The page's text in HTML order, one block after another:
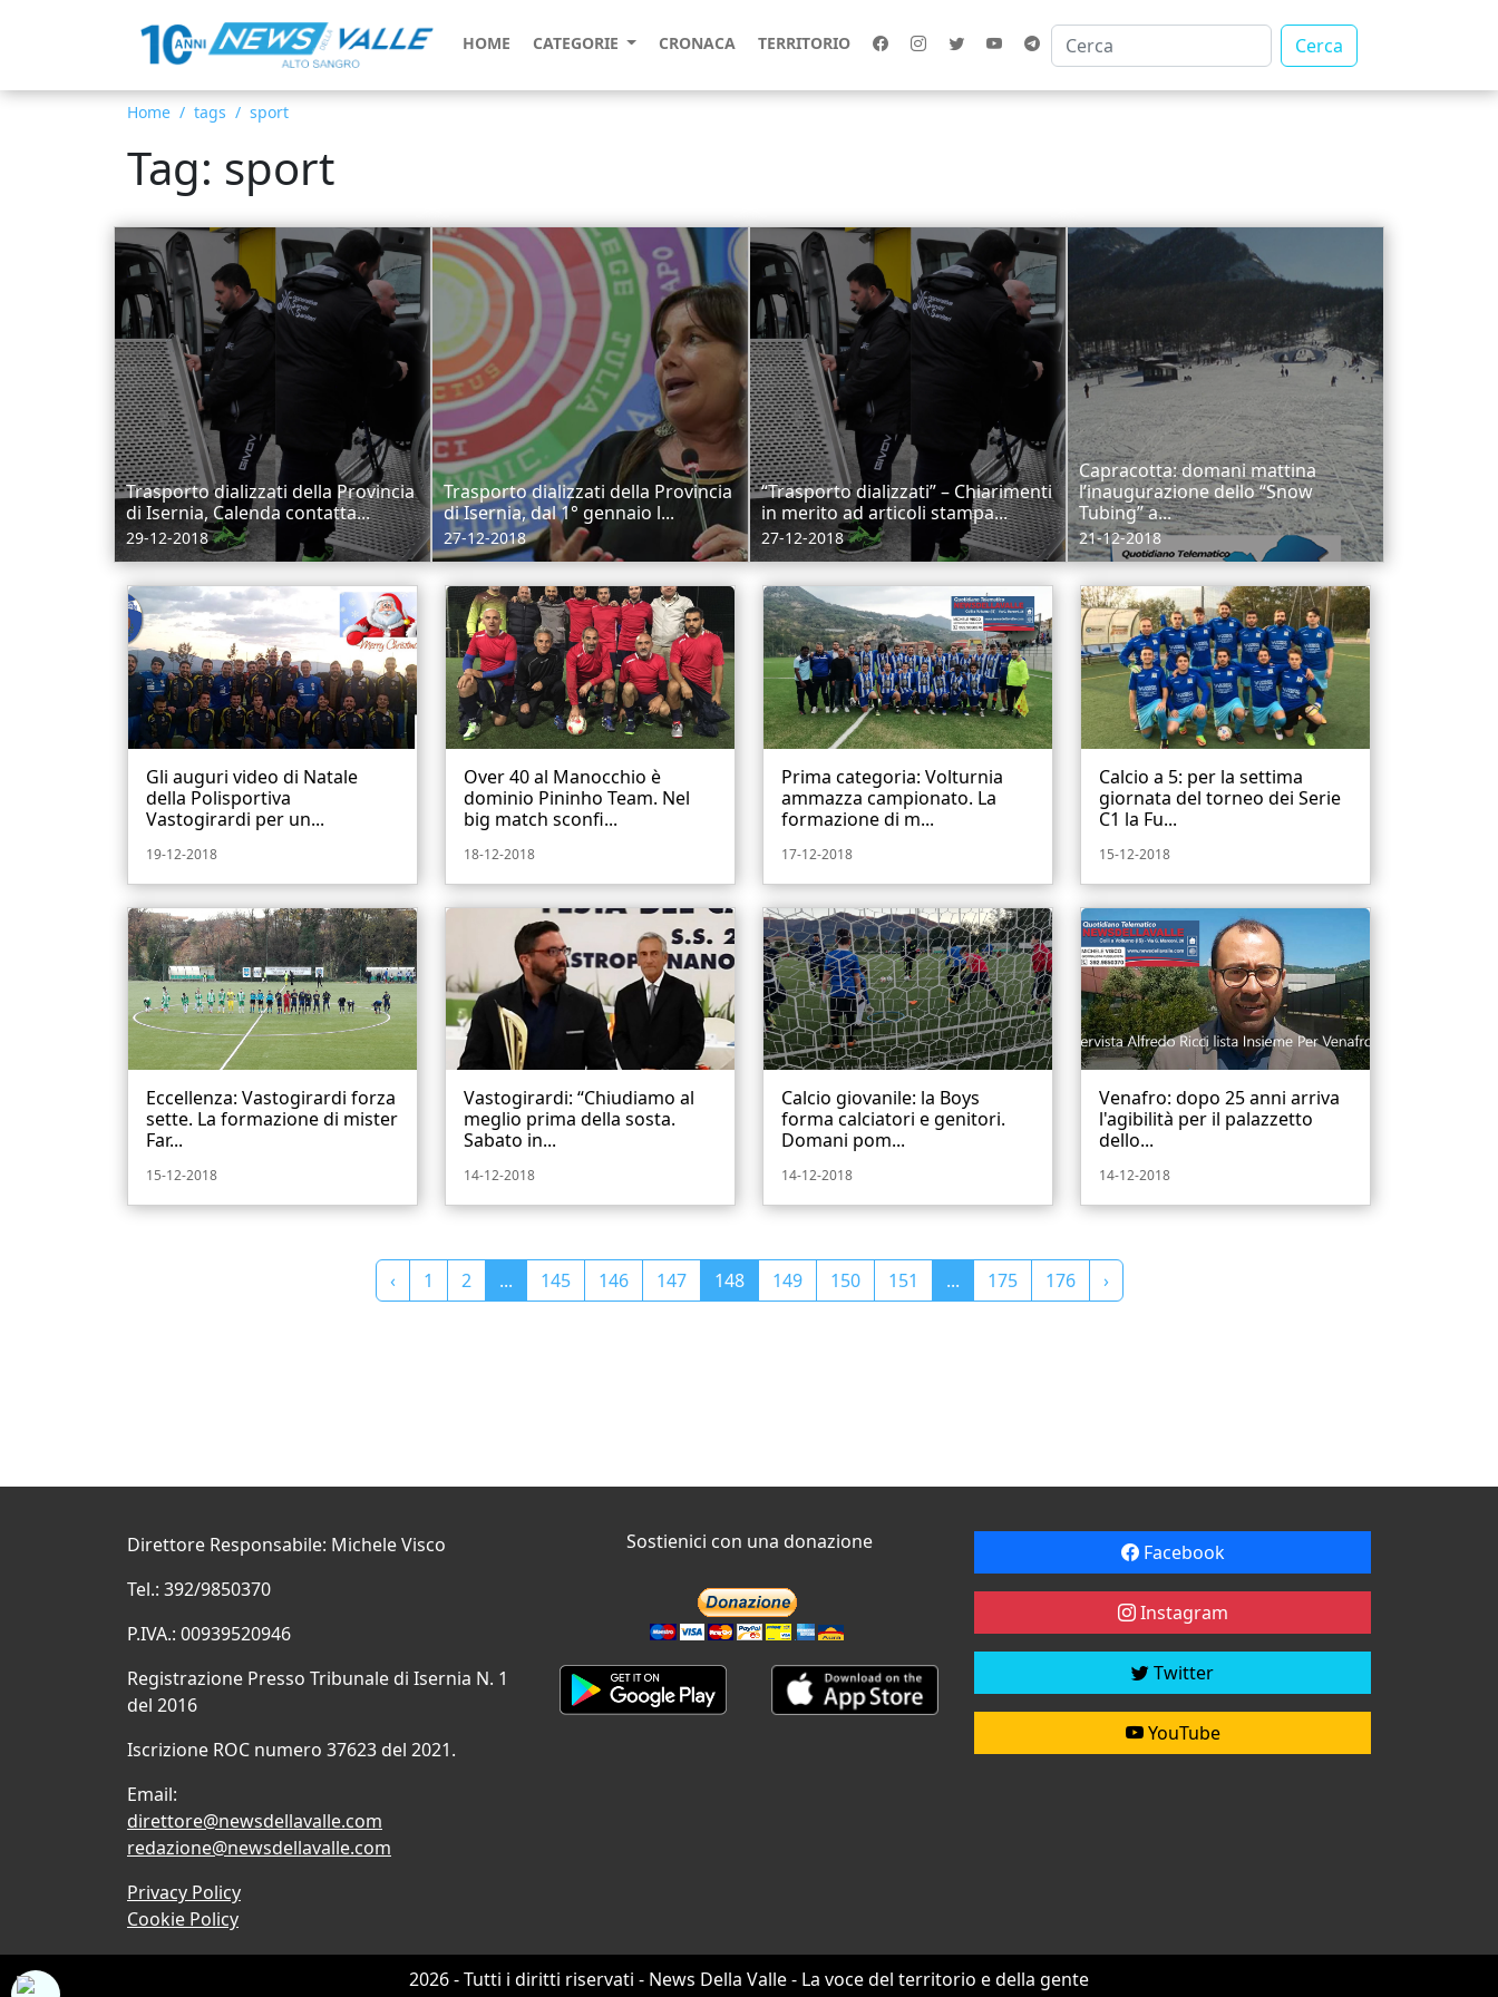
HOME CATEGORIE CRONACA TERRITORIO Cerca
Home tags sport
Tag: sport
Trasporto dializzati della Provincia
di Isernia, Calenda contatta...
29-12-2018
Trasporto dializzati della Provincia
di Isernia, dal 1° gennaio l...
27-12-2018
“Trasporto dializzati” – Chiarimenti
in merito ad articoli stampa...
27-12-2018
Capracotta: domani mattina
l’inaugurazione dello “Snow
Tubing” a...
21-12-2018
Gli auguri video di Natale
della Polisportiva
Vastogirardi per un...
19-12-2018
Over 40 al Manocchio è
dominio Pininho Team. Nel
big match sconfi...
18-12-2018
Prima categoria: Volturnia
ammazza campionato. La
formazione di m...
17-12-2018
Calcio a 5: per la settima
giornata del torneo dei Serie
C1 la Fu...
15-12-2018
Eccellenza: Vastogirardi forza
sette. La formazione di mister
Far...
15-12-2018
Vastogirardi: “Chiudiamo al
meglio prima della sosta.
Sabato in...
14-12-2018
Calcio giovanile: la Boys
forma calciatori e genitori.
Domani pom...
14-12-2018
Venafro: dopo 25 anni arriva
l'agibilità per il palazzetto
dello...
14-12-2018
‹ 1 2 ... 145 146 147 148 149 150 151 ... 175 176 ›
Direttore Responsabile: Michele Visco
Tel.: 392/9850370
P.IVA.: 00939520946
Registrazione Presso Tribunale di Isernia N. 1
del 2016
Iscrizione ROC numero 37623 del 2021.
Email:
direttore@newsdellavalle.com
redazione@newsdellavalle.com
Privacy Policy
Cookie Policy
Sostienici con una donazione Facebook
Instagram
Twitter
YouTube
2026 - Tutti i diritti riservati - News Della Valle - La voce del territorio e della gente